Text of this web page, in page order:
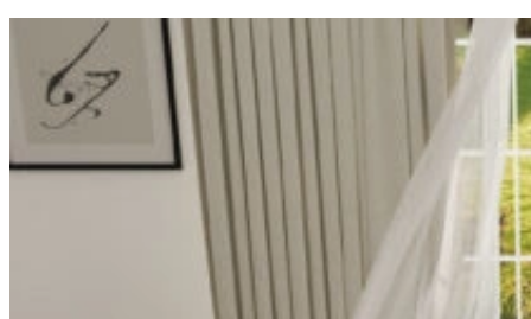
Niet-geclassificeerde cookies zijn cookies die in het